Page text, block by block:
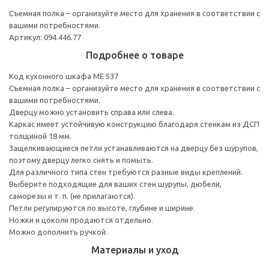
Съемная полка – организуйте место для хранения в соответствии с
вашими потребностями.
Артикул: 094.446.77
Подробнее о товаре
Код кухонного шкафа ME 537
Съемная полка – организуйте место для хранения в соответствии с
вашими потребностями.
Дверцу можно установить справа или слева.
Каркас имеет устойчивую конструкцию благодаря стенкам из ДСП
толщиной 18 мм.
Защелкивающиеся петли устанавливаются на дверцу без шурупов,
поэтому дверцу легко снять и помыть.
Для различного типа стен требуются разные виды креплений.
Выберите подходящие для ваших стен шурупы, дюбели,
саморезы и т. п. (не прилагаются).
Петли регулируются по высоте, глубине и ширине.
Ножки и цоколи продаются отдельно.
Можно дополнить ручкой.
Материалы и уход